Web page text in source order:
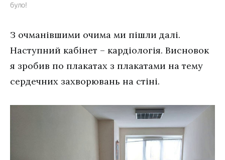
було!
З очманівшими очима ми пішли далі.
Наступний кабінет – кардіологія. Висновок
я зробив по плакатах з плакатами на тему
сердечних захворювань на стіні.